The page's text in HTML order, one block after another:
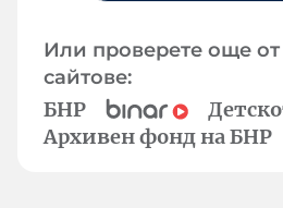
Или проверете още
сайтове:
БНР
Архивен фонд на БНР